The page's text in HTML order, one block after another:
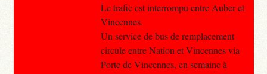
Le trafic est interrompu entre Auber et
Vincennes.
Un service de bus de remplacement
circule entre Nation et Vincennes via
Porte de Vincennes, en semaine à